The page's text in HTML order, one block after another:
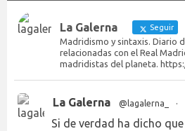
La Galerna Seguir
Madridismo y sintaxis. Diario
relacionadas con el Real
madridistas del planeta.
La Galerna @lagalerna_ ·
Si de verdad ha dicho